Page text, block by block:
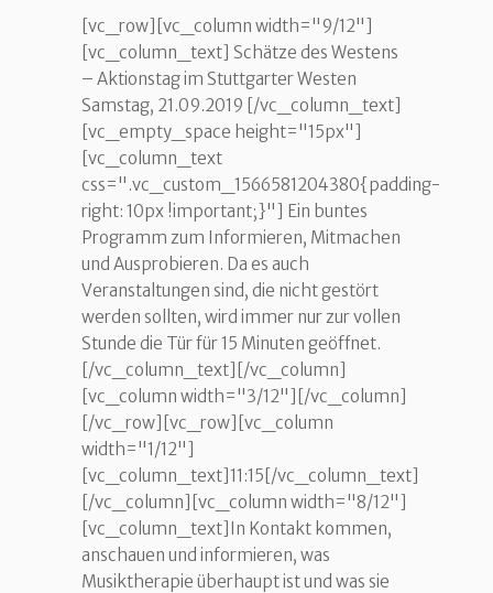
[vc_row][vc_column width="9/12"]
[vc_column_text] Schätze des Westens
– Aktionstag im Stuttgarter Westen
Samstag, 21.09.2019 [/vc_column_text]
[vc_empty_space height="15px"]
[vc_column_text
css=".vc_custom_1566581204380{padding-
right: 10px !important;}"] Ein buntes
Programm zum Informieren, Mitmachen
und Ausprobieren. Da es auch
Veranstaltungen sind, die nicht gestört
werden sollten, wird immer nur zur vollen
Stunde die Tür für 15 Minuten geöffnet.
[/vc_column_text][/vc_column]
[vc_column width="3/12"][/vc_column]
[/vc_row][vc_row][vc_column
width="1/12"]
[vc_column_text]11:15[/vc_column_text]
[/vc_column][vc_column width="8/12"]
[vc_column_text]In Kontakt kommen,
anschauen und informieren, was
Musiktherapie überhaupt ist und was sie